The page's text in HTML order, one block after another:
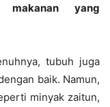
yang
tubuh juga
baik. Namun,
minyak zaitun,